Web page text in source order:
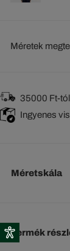
Méretek
35000 Ft-
Ingyenes
Méretskála
Termék